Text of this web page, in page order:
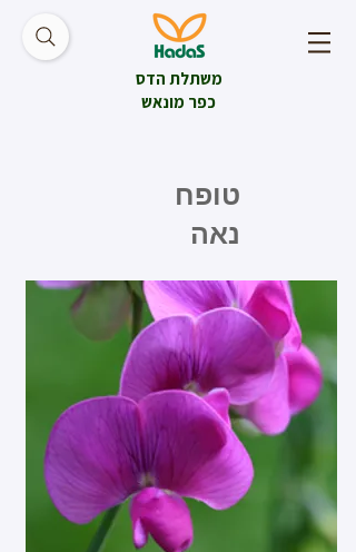
משתלת הדס
כפר מונאש
טופח
נאה